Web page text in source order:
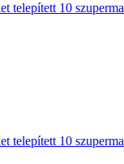
telepített 10
telepített 10